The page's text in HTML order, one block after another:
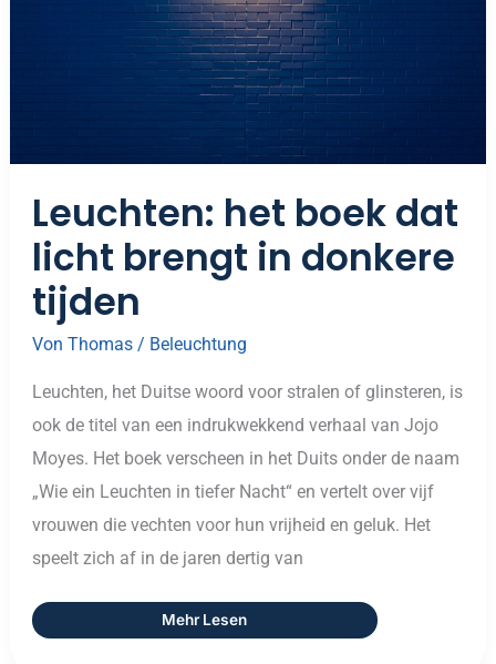
Leuchten: het boek dat
licht brengt in donkere
tijden
Von Thomas / Beleuchtung
Leuchten, het Duitse woord voor stralen of glinsteren, is
ook de titel van een indrukwekkend verhaal van Jojo
Moyes. Het boek verscheen in het Duits onder de naam
„Wie ein Leuchten in tiefer Nacht“ en vertelt over vijf
vrouwen die vechten voor hun vrijheid en geluk. Het
speelt zich af in de jaren dertig van
Mehr Lesen